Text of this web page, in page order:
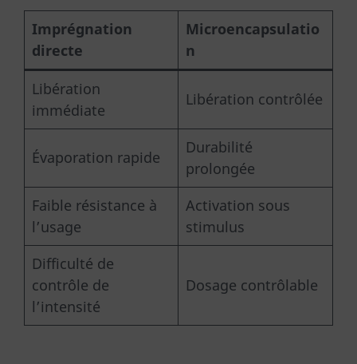
Imprégnation
directe
Microencapsulatio
n
Libération
immédiate
Libération contrôlée
Évaporation rapide
Durabilité
prolongée
Faible résistance à
l’usage
Activation sous
stimulus
Difficulté de
contrôle de
l’intensité
Dosage contrôlable